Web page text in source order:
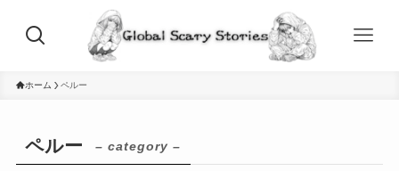
ホーム ペルー
ペルー – category –